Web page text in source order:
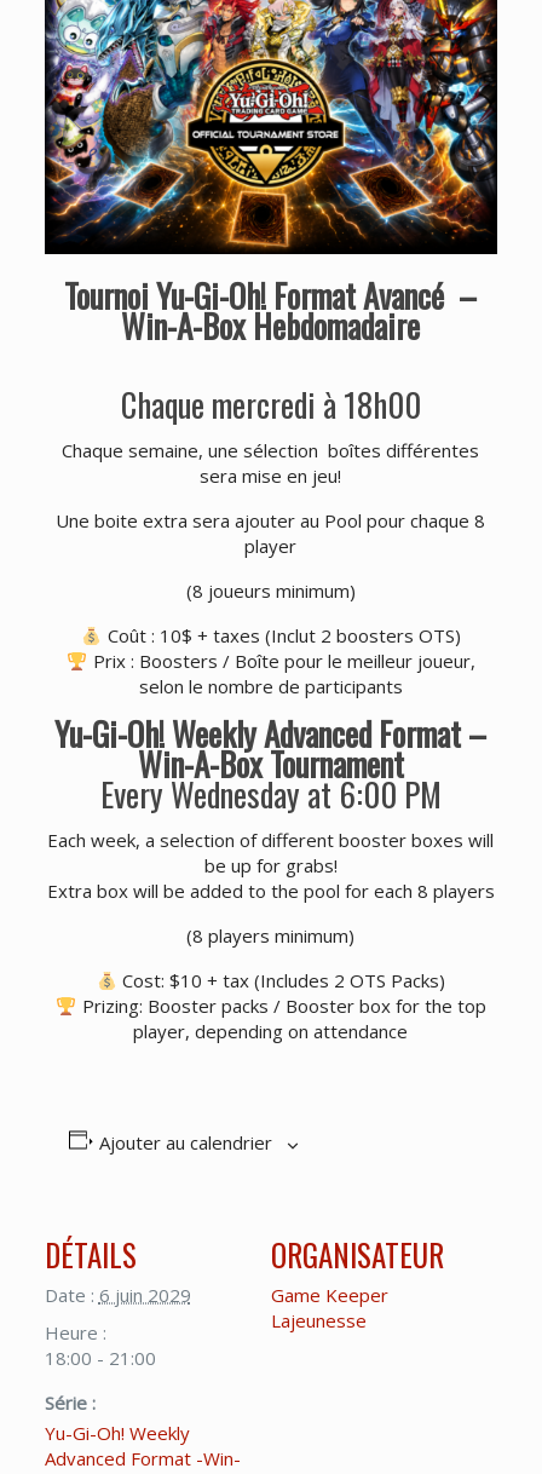
Tournoi Yu-Gi-Oh! Format Avancé –
Win-A-Box Hebdomadaire
Chaque mercredi à 18h00
Chaque semaine, une sélection boîtes différentes
sera mise en jeu!
Une boite extra sera ajouter au Pool pour chaque 8
player
(8 joueurs minimum)
Coût : 10$ + taxes (Inclut 2 boosters OTS)
Prix : Boosters / Boîte pour le meilleur joueur,
selon le nombre de participants
Yu-Gi-Oh! Weekly Advanced Format –
Win-A-Box Tournament
Every Wednesday at 6:00 PM
Each week, a selection of different booster boxes will
be up for grabs!
Extra box will be added to the pool for each 8 players
(8 players minimum)
Cost: $10 + tax (Includes 2 OTS Packs)
Prizing: Booster packs / Booster box for the top
player, depending on attendance
Ajouter au calendrier
DÉTAILS
Date : 6 juin 2029
Heure :
18:00 - 21:00
Série :
Yu-Gi-Oh! Weekly
Advanced Format -Win-
ORGANISATEUR
Game Keeper
Lajeunesse